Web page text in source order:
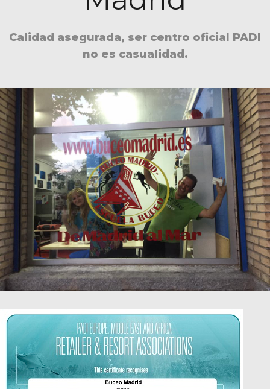
Calidad asegurada, ser centro oficial PADI
no es casualidad.